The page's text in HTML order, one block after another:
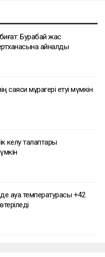
Бурабай жас
айналды
саяси мұрагері етуі мүмкін
әкелу талаптары
ауа температурасы +42